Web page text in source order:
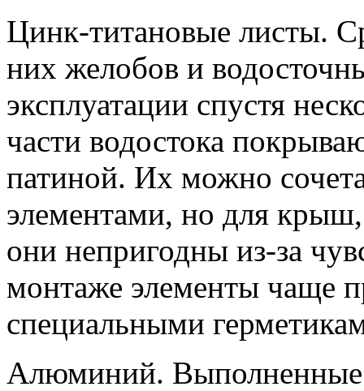
Цинк-титановые листы.
них желобов и
эксплуатации спустя
части водостока
патиной. Их можно
элементами, но для
они непригодны из-за
монтаже элементы чаще
специальными
Алюминий. Выполненные